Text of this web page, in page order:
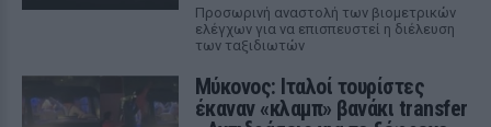
Προσωρινή αναστολή των βιομετρικών
ελέγχων για να επισπευστεί η διέλευση
των ταξιδιωτών
Μύκονος: Ιταλοί τουρίστες
έκαναν «κλαμπ» βανάκι transfer